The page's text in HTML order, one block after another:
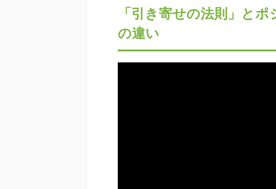
「引き寄せの法則」と
の違い